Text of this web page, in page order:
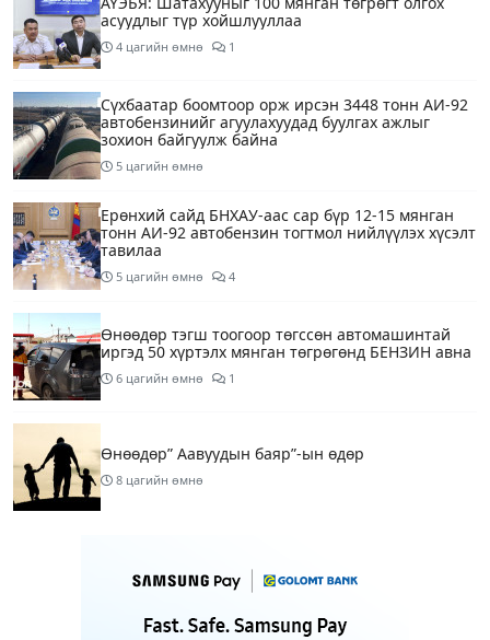
асуудлыг түр хойшлууллаа
4 цагийн өмнө 1
Сүхбаатар боомтоор орж ирсэн 3448 тонн АИ-92
автобензинийг агуулахуудад буулгах ажлыг
зохион байгуулж байна
5 цагийн өмнө
Ерөнхий сайд БНХАУ-аас сар бүр 12-15 мянган
тонн АИ-92 автобензин тогтмол нийлүүлэх хүсэлт
тавилаа
5 цагийн өмнө 4
Өнөөдөр тэгш тоогоор төгссөн автомашинтай
иргэд 50 хүртэлх мянган төгрөгөнд БЕНЗИН авна
6 цагийн өмнө 1
Өнөөдөр” Аавуудын баяр”-ын өдөр
8 цагийн өмнө
Улаанбаатарт 31 хэм дулаан байна
10 цагийн өмнө